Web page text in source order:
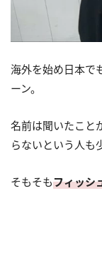
海外を始め日本で
ーン。
名前は聞いたこと
らないという人も
そもそもフィッシ